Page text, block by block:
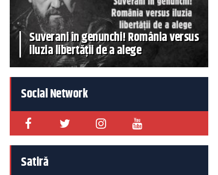
Suverani în genunchi! România versus
iluzia libertății de a alege
Social Network
Satiră